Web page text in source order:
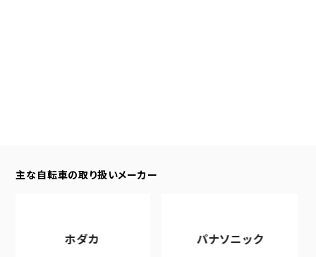
主な自転車の取り扱いメーカー
ホダカ パナソニック